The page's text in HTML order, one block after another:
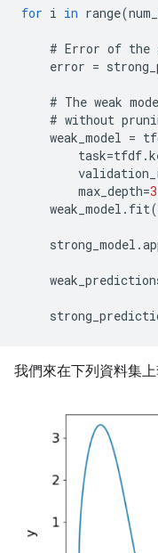
for i in range(
# Error of the
error =
# The weak
# without
weak_model =
task=tfdf.
max_depth=3
weak_model . fit(
strong_model .
我們來在下列資料集